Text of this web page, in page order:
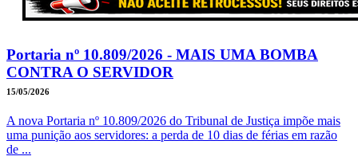
Portaria nº 10.809/2026 - MAIS UMA BOMBA
CONTRA O SERVIDOR
15/05/2026
A nova Portaria nº 10.809/2026 do Tribunal de Justiça impõe mais
uma punição aos servidores: a perda de 10 dias de férias em razão
de ...